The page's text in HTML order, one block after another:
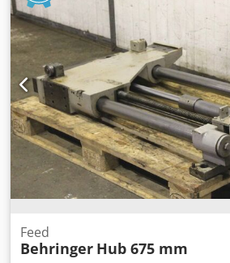
Feed
Behringer Hub 675 mm